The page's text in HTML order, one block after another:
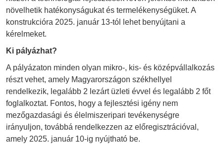
növelhetik hatékonyságukat és termelékenységüket. A
konstrukcióra 2025. január 13-tól lehet benyújtani a
kérelmeket.
Ki pályázhat?
A pályázaton minden olyan mikro-, kis- és középvállalkozás
részt vehet, amely Magyarországon székhellyel
rendelkezik, legalább 2 lezárt üzleti évvel és legalább 2 főt
foglalkoztat. Fontos, hogy a fejlesztési igény nem
mezőgazdasági és élelmiszeripari tevékenységre
irányuljon, továbbá rendelkezzen az előregisztrációval,
amely 2025. január 10-ig nyújtható be.